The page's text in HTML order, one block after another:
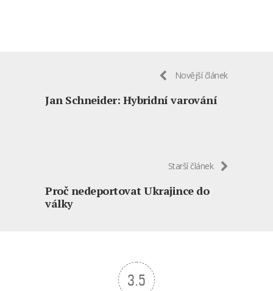
Novější článek
Jan Schneider: Hybridní varování
Starší článek
Proč nedeportovat Ukrajince do
války
3.5